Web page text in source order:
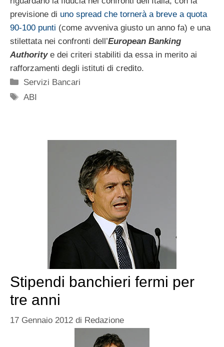
previsione di uno spread che tornerà a breve a quota
90-100 punti (come avveniva giusto un anno fa) e una
stilettata nei confronti dell’European Banking
Authoritye dei criteri stabiliti da essa in merito ai
rafforzamenti degli istituti di credito.
Categorie
Servizi Bancari
Tag
ABI
Stipendi banchieri fermi per
tre anni
17 Gennaio 2012 di Redazione